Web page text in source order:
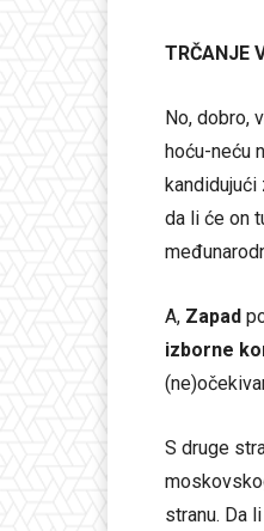
TRČANJE
No, dobro,
hoću-neću
kandidujući
da li će on
A, Zapad
izborne
S druge
stranu. Da